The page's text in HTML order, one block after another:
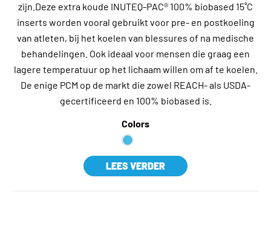
zijn.Deze extra koude INUTEQ-PAC® 100% biobased 15˚C
inserts worden vooral gebruikt voor pre- en postkoeling
van atleten, bij het koelen van blessures of na medische
behandelingen. Ook ideaal voor mensen die graag een
lagere temperatuur op het lichaam willen om af te koelen.
De enige PCM op de markt die zowel REACH- als USDA-
gecertificeerd en 100% biobased is.
Colors
LEES VERDER